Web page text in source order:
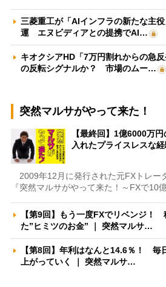
三菱重工が「AIインフラの新たな主
運 エヌビディアとの提携でAI…
キオクシアHD「7万円割れからの急
の反転シグナルか？ 市場のムー…
突然マルサがやって来た！
【最終回】1億6000万
入れたプライスレスな
2009年12月に発行された元FXトレー
『突然マルサがやって来た！～FXで10
【第9回】もう一度FXでリベンジ！
た”ヒミツのお金” ｜ 突然マルサ…
【第8回】年利はなんと14.6％！ 毎
上がっていく ｜ 突然マルサ…